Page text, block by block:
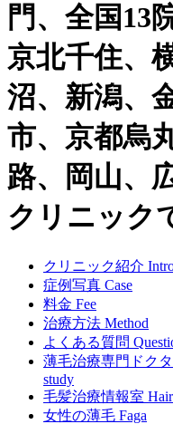
門、全国13
京北千住、
沼、新潟、
市、京都烏
路、岡山、
クリニック
クリニック紹介
症例写真 Case
料金 Fee
治療方法 Method
よくある質問
薄毛治療専門ドク
study
毛髪治療情報室
女性の薄毛 Faga